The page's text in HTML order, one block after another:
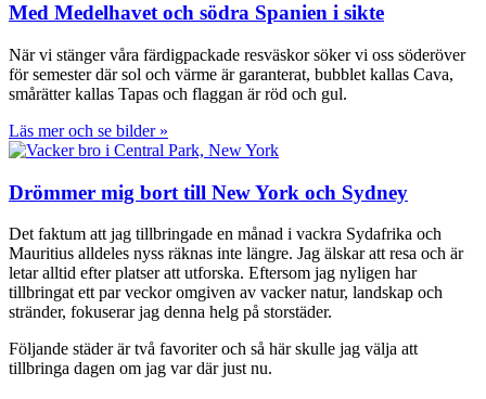
Med Medelhavet och södra Spanien i sikte
När vi stänger våra färdigpackade resväskor söker vi oss söderöver
för semester där sol och värme är garanterat, bubblet kallas Cava,
smårätter kallas Tapas och flaggan är röd och gul.
Läs mer och se bilder »
Drömmer mig bort till New York och Sydney
Det faktum att jag tillbringade en månad i vackra Sydafrika och
Mauritius alldeles nyss räknas inte längre. Jag älskar att resa och är
letar alltid efter platser att utforska. Eftersom jag nyligen har
tillbringat ett par veckor omgiven av vacker natur, landskap och
stränder, fokuserar jag denna helg på storstäder.
Följande städer är två favoriter och så här skulle jag välja att
tillbringa dagen om jag var där just nu.